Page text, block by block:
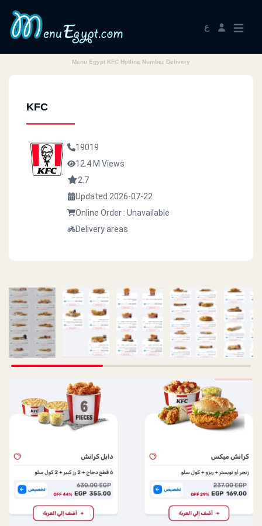
ع
Menu Egypt KFC Hotline Number Delivery
KFC
19019
12.4 M Views
2.7
Updated 2026-07-22
Online Order : Unavailable
Delivery areas